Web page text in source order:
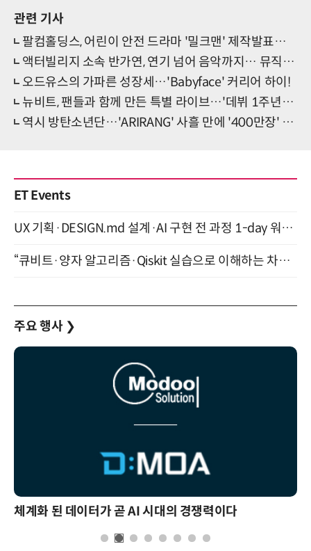
관련 기사
팔컴홀딩스, 어린이 안전 드라마 '밀크맨' 제작발표회 개최
액터빌리지 소속 반가연, 연기 넘어 음악까지… 뮤직드라마 ‘40분’ OST 가창 낙점
오드유스의 가파른 성장세…'Babyface' 커리어 하이!
뉴비트, 팬들과 함께 만든 특별 라이브…'데뷔 1주년' 자축
역시 방탄소년단…'ARIRANG' 사흘 만에 '400만장' 위엄
ET Events
UX 기획·DESIGN.md 설계·AI 구현 전 과정 1-day 워크숍 with Claude Code·Codex 9월 15일 개최
“큐비트·양자 알고리즘·Qiskit 실습으로 이해하는 차세대 컴퓨팅” (8/28)
주요 행사 ❯
체계화 된 데이터가 곧 AI 시대의 경쟁력이다